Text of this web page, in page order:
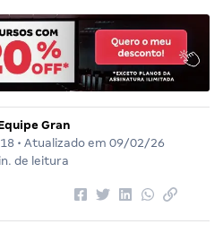
Gran
• Atualizado em 09/02/26
de leitura